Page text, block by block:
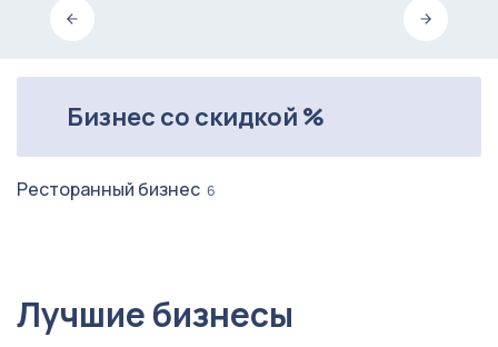
Бизнес со скидкой %
Ресторанный бизнес 6
Лучшие бизнесы